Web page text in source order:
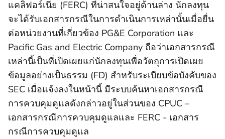
แคลิฟอร์เนีย (FERC) ที่น่าสนใจอยู่ด้านล่าง นักลงทุน
จะได้รับเอกสารกรณีในการดำเนินการเหล่านั้นเมื่อยื่น
ต่อหน่วยงานที่เกี่ยวข้อง PG&E Corporation และ
Pacific Gas and Electric Company ถือว่าเอกสารกรณี
เหล่านี้เป็นที่เปิดเผยแก่นักลงทุนเพื่อวัตถุการเปิดเผย
ข้อมูลอย่างเป็นธรรม (FD) สำหรับระเบียบข้อบังคับของ
SEC เมื่อแจ้งลงในหน้านี้ มีระบบค้นหาเอกสารกรณี
การควบคุมดูแลดังกล่าวอยู่ในส่วนของ CPUC –
เอกสารกรณีการควบคุมดูแลและ FERC - เอกสาร
กรณีการควบคุมดูแล